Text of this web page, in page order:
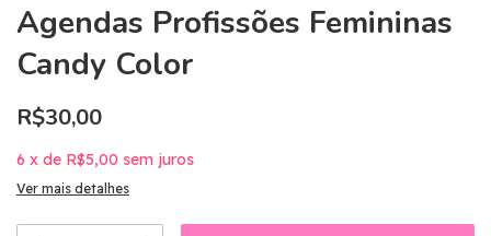
Agendas Profissões Femininas
Candy Color
R$30,00
6 x de R$5,00 sem juros
Ver mais detalhes